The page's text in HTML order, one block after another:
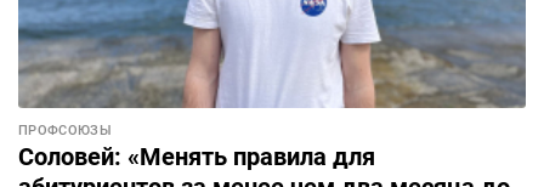
ПРОФСОЮЗЫ
Соловей: «Менять правила для